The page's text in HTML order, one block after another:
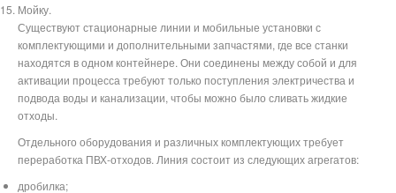
Мойку.
Существуют стационарные линии и мобильные установки с
комплектующими и дополнительными запчастями, где все станки
находятся в одном контейнере. Они соединены между собой и для
активации процесса требуют только поступления электричества и
подвода воды и канализации, чтобы можно было сливать жидкие
отходы.
Отдельного оборудования и различных комплектующих требует
переработка ПВХ-отходов. Линия состоит из следующих агрегатов:
дробилка;